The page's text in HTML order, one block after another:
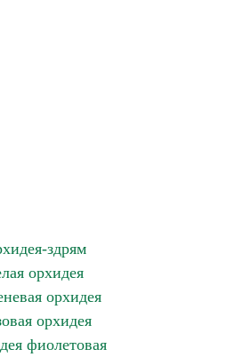
здрям
орхидея
орхидея
орхидея
фиолетовая